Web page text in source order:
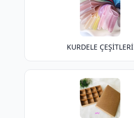
KURDELE ÇEŞİTLERİ